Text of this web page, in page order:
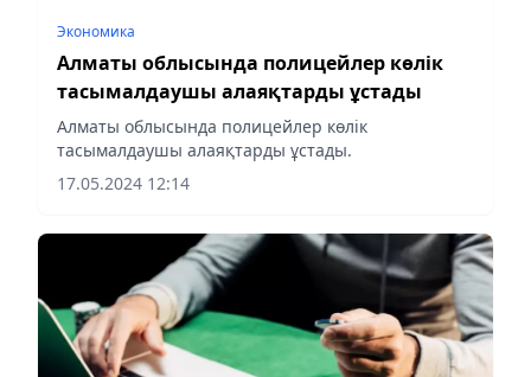
Экономика
Алматы облысында полицейлер көлік
тасымалдаушы алаяқтарды ұстады
Алматы облысында полицейлер көлік
тасымалдаушы алаяқтарды ұстады.
17.05.2024 12:14